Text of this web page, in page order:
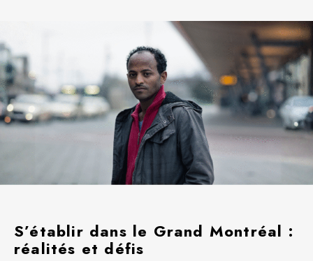
S’établir dans le Grand Montréal :
réalités et défis